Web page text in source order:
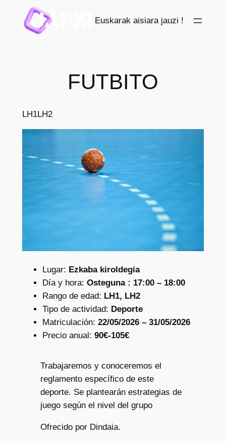
contenido
Euskarak aisiara jauzi !
FUTBITO
LH1LH2
Lugar: Ezkaba kiroldegia
Día y hora: Osteguna : 17:00 – 18:00
Rango de edad: LH1, LH2
Tipo de actividad: Deporte
Matriculación: 22/05/2026 – 31/05/2026
Precio anual: 90€-105€
Trabajaremos y conoceremos el
reglamento específico de este
deporte. Se plantearán estrategias de
juego según el nivel del grupo
Ofrecido por Dindaia.